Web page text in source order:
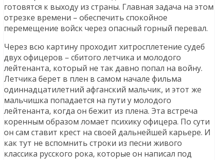
готовятся к выходу из страны. Главная задача на этом
отрезке времени – обеспечить спокойное
перемещение войск через опасный горный перевал.
Через всю картину проходит хитросплетение судеб
двух офицеров – сбитого летчика и молодого
лейтенанта, который не так давно попал на войну.
Летчика берет в плен в самом начале фильма
одиннадцатилетний афганский мальчик, и этот же
мальчишка попадается на пути у молодого
лейтенанта, когда он бежит из плена. Эта встреча
коренным образом ломает психику офицера. По сути
он сам ставит крест на своей дальнейшей карьере. И
как тут не вспомнить строки из песни живого
классика русского рока, которые он написал под